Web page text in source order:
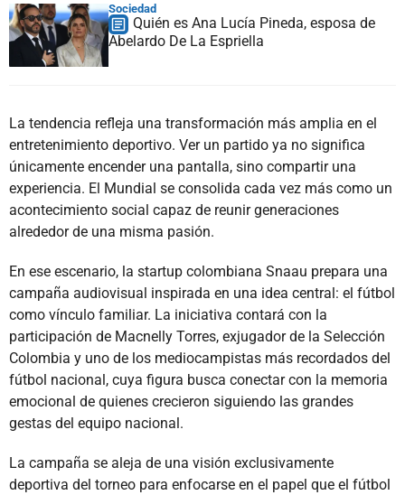
Sociedad
Quién es Ana Lucía Pineda, esposa de
Abelardo De La Espriella
La tendencia refleja una transformación más amplia en el
entretenimiento deportivo. Ver un partido ya no significa
únicamente encender una pantalla, sino compartir una
experiencia. El Mundial se consolida cada vez más como un
acontecimiento social capaz de reunir generaciones
alrededor de una misma pasión.
En ese escenario, la startup colombiana Snaau prepara una
campaña audiovisual inspirada en una idea central: el fútbol
como vínculo familiar. La iniciativa contará con la
participación de Macnelly Torres, exjugador de la Selección
Colombia y uno de los mediocampistas más recordados del
fútbol nacional, cuya figura busca conectar con la memoria
emocional de quienes crecieron siguiendo las grandes
gestas del equipo nacional.
La campaña se aleja de una visión exclusivamente
deportiva del torneo para enfocarse en el papel que el fútbol